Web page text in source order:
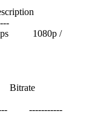
1080p /